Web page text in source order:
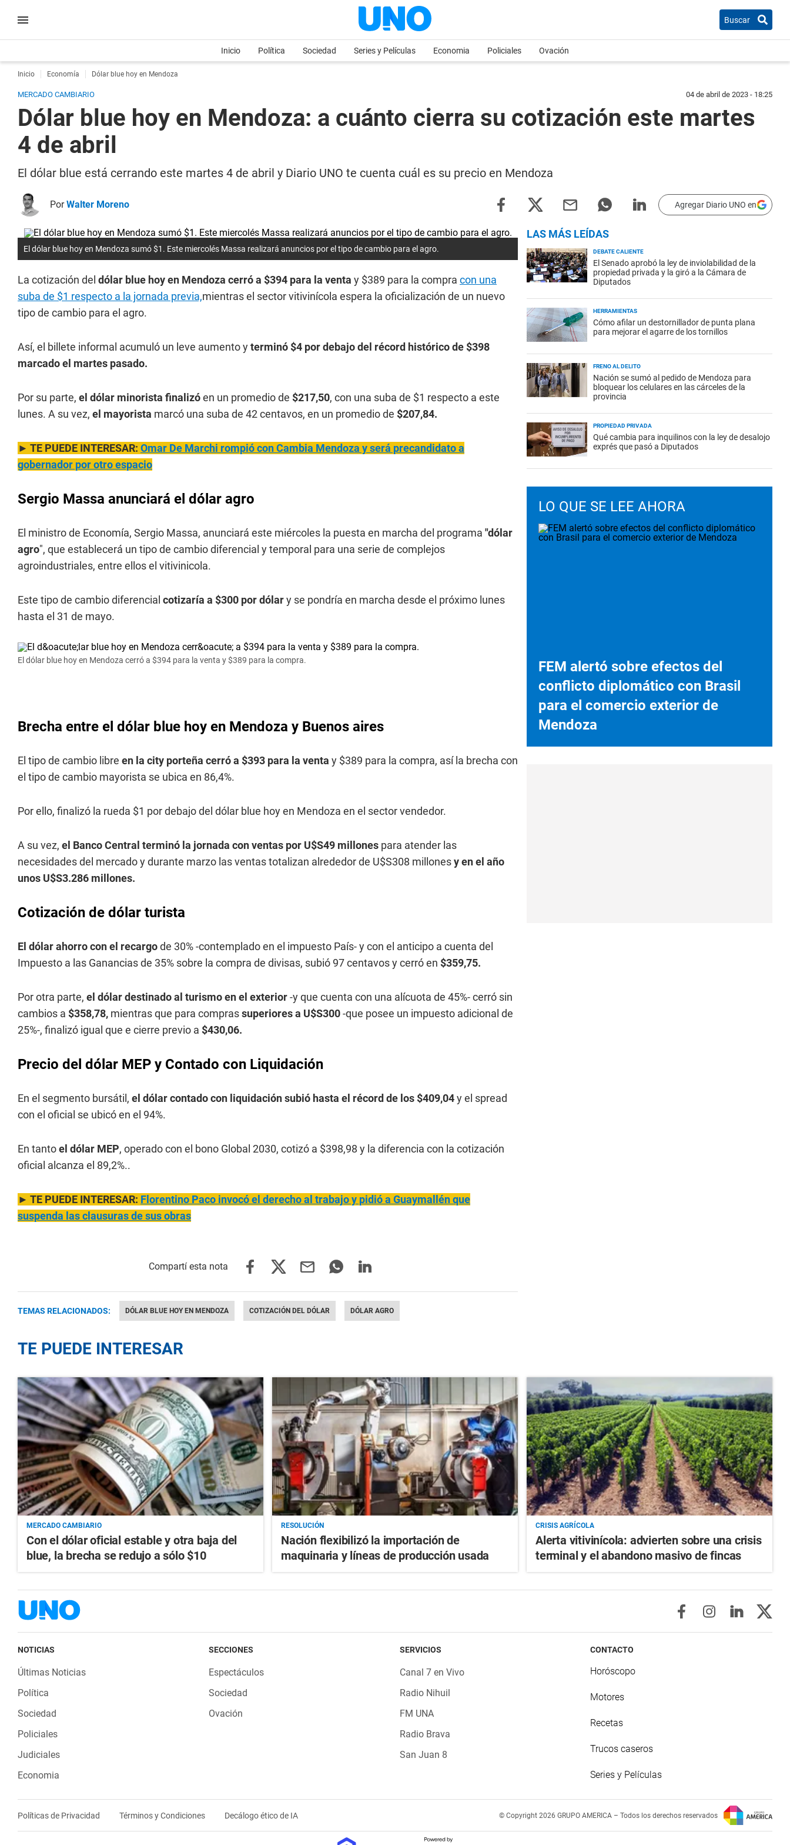
Buscar
Inicio Política Sociedad Series y Películas Economia Policiales Ovación
Inicio Economía Dólar blue hoy en Mendoza
MERCADO CAMBIARIO 04 de abril de 2023 - 18:25
Dólar blue hoy en Mendoza: a cuánto cierra su cotización este martes
4 de abril
El dólar blue está cerrando este martes 4 de abril y Diario UNO te cuenta cuál es su precio en Mendoza
PorWalter Moreno Agregar Diario UNO en
El dólar blue hoy en Mendoza sumó $1. Este miercolés Massa realizará anuncios por el tipo de cambio para el agro.
La cotización del dólar blue hoy en Mendoza cerró a $394 para la venta y $389 para la compra con una
suba de $1 respecto a la jornada previa,mientras el sector vitivinícola espera la oficialización de un nuevo
tipo de cambio para el agro.
Así, el billete informal acumuló un leve aumento yterminó $4 por debajo del récord histórico de $398
marcado el martes pasado.
Por su parte, el dólar minorista finalizóen un promedio de $217,50, con una suba de $1 respecto a este
lunes. A su vez, el mayorista marcó una suba de 42 centavos, en un promedio de $207,84.
► TE PUEDE INTERESAR: Omar De Marchi rompió con Cambia Mendoza y será precandidato a
gobernador por otro espacio
Sergio Massa anunciará el dólar agro
El ministro de Economía, Sergio Massa, anunciará este miércoles la puesta en marcha del programa "dólar
agro", que establecerá un tipo de cambio diferencial y temporal para una serie de complejos
agroindustriales, entre ellos el vitivinicola.
Este tipo de cambio diferencial cotizaría a $300 por dólary se pondría en marcha desde el próximo lunes
hasta el 31 de mayo.
El dólar blue hoy en Mendoza cerró a $394 para la venta y $389 para la compra.
Brecha entre el dólar blue hoy en Mendoza y Buenos aires
El tipo de cambio libre en la city porteña cerró a $393 para la venta y $389 para la compra, así la brecha con
el tipo de cambio mayorista se ubica en 86,4%.
Por ello, finalizó la rueda $1 por debajo del dólar blue hoy en Mendoza en el sector vendedor.
A su vez, el Banco Central terminó la jornada con ventas por U$S49 millones para atender las
necesidades del mercado y durante marzo las ventas totalizan alrededor de U$S308 millonesy en el año
unos U$S3.286 millones.
Cotización de dólar turista
El dólar ahorro con el recargode 30% -contemplado en el impuesto País- y con el anticipo a cuenta del
Impuesto a las Ganancias de 35% sobre la compra de divisas, subió 97 centavos y cerró en $359,75.
Por otra parte, el dólar destinado al turismo en el exterior-y que cuenta con una alícuota de 45%- cerró sin
cambios a $358,78, mientras que para comprassuperiores a U$S300-que posee un impuesto adicional de
25%-, finalizó igual que e cierre previo a $430,06.
Precio del dólar MEP y Contado con Liquidación
En el segmento bursátil, el dólar contado con liquidación subió hasta el récord de los $409,04y el spread
con el oficial se ubicó en el 94%.
En tantoel dólar MEP, operado con el bono Global 2030, cotizó a $398,98 y la diferencia con la cotización
oficial alcanza el 89,2%..
► TE PUEDE INTERESAR: Florentino Paco invocó el derecho al trabajo y pidió a Guaymallén que
suspenda las clausuras de sus obras
TEMAS RELACIONADOS: DÓLAR BLUE HOY EN MENDOZA COTIZACIÓN DEL DÓLAR DÓLAR AGRO
LAS MÁS LEÍDAS
DEBATE CALIENTE
El Senado aprobó la ley de inviolabilidad de la
propiedad privada y la giró a la Cámara de
Diputados
HERRAMIENTAS
Cómo afilar un destornillador de punta plana
para mejorar el agarre de los tornillos
FRENO AL DELITO
Nación se sumó al pedido de Mendoza para
bloquear los celulares en las cárceles de la
provincia
PROPIEDAD PRIVADA
Qué cambia para inquilinos con la ley de desalojo
exprés que pasó a Diputados
LO QUE SE LEE AHORA
FEM alertó sobre efectos del
conflicto diplomático con Brasil
para el comercio exterior de
Mendoza
TE PUEDE INTERESAR
MERCADO CAMBIARIO
Con el dólar oficial estable y otra baja del
blue, la brecha se redujo a sólo $10
RESOLUCIÓN
Nación flexibilizó la importación de
maquinaria y líneas de producción usada
CRISIS AGRÍCOLA
Alerta vitivinícola: advierten sobre una crisis
terminal y el abandono masivo de fincas
NOTICIAS
Últimas Noticias
Política
Sociedad
Policiales
Judiciales
Economia
SECCIONES
Espectáculos
Sociedad
Ovación
SERVICIOS
Canal 7 en Vivo
Radio Nihuil
FM UNA
Radio Brava
San Juan 8
CONTACTO
Horóscopo
Motores
Recetas
Trucos caseros
Series y Películas
Políticas de Privacidad Términos y Condiciones Decálogo ético de IA © Copyright 2026 GRUPO AMERICA – Todos los derechos reservados